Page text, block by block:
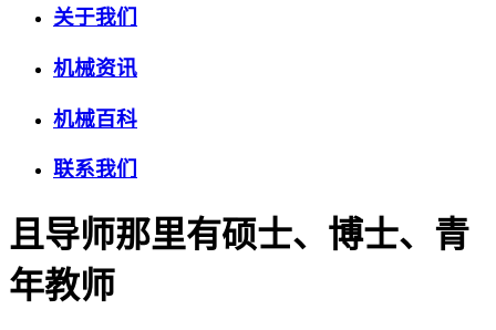
关于我们
机械资讯
机械百科
联系我们
且导师那里有硕士、博士、青
年教师